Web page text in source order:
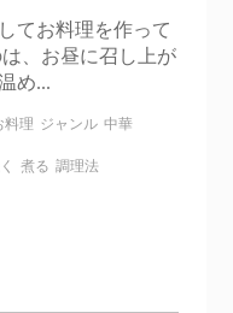
てお料理を作って
、お昼に召し上が
め...
料理 ジャンル 中華
煮る 調理法